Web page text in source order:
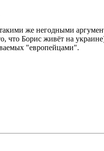
же негодными
что Борис живёт на
"европейцами".